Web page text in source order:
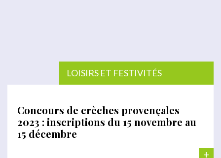
LOISIRS ET FESTIVITÉS
Concours de crèches provençales
2023 : inscriptions du 15 novembre au
15 décembre
+